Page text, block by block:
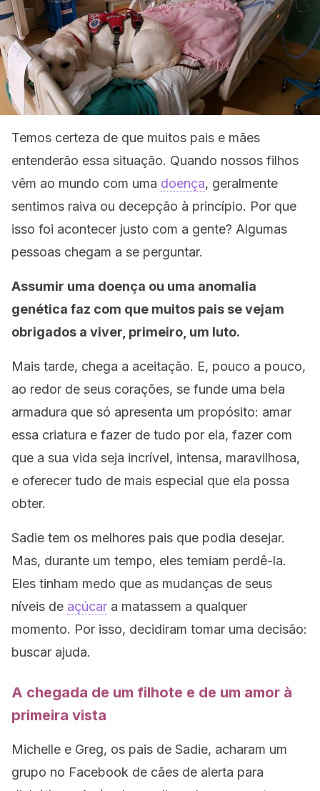
Temos certeza de que muitos pais e mães
entenderão essa situação. Quando nossos filhos
vêm ao mundo com uma doença, geralmente
sentimos raiva ou decepção à princípio. Por que
isso foi acontecer justo com a gente? Algumas
pessoas chegam a se perguntar.
Assumir uma doença ou uma anomalia
genética faz com que muitos pais se vejam
obrigados a viver, primeiro, um luto.
Mais tarde, chega a aceitação. E, pouco a pouco,
ao redor de seus corações, se funde uma bela
armadura que só apresenta um propósito: amar
essa criatura e fazer de tudo por ela, fazer com
que a sua vida seja incrível, intensa, maravilhosa,
e oferecer tudo de mais especial que ela possa
obter.
Sadie tem os melhores pais que podia desejar.
Mas, durante um tempo, eles temiam perdê-la.
Eles tinham medo que as mudanças de seus
níveis de açúcar a matassem a qualquer
momento. Por isso, decidiram tomar uma decisão:
buscar ajuda.
A chegada de um filhote e de um amor à
primeira vista
Michelle e Greg, os pais de Sadie, acharam um
grupo no Facebook de cães de alerta para